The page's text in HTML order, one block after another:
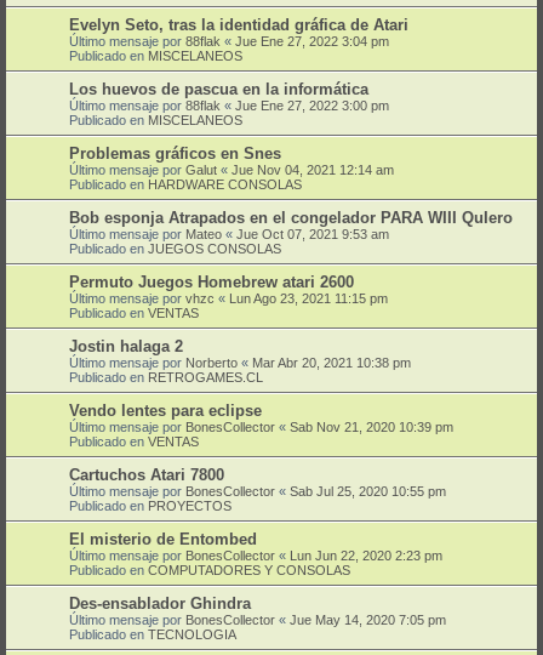
Evelyn Seto, tras la identidad gráfica de Atari
Último mensaje por 88flak « Jue Ene 27, 2022 3:04 pm
Publicado en MISCELANEOS
Los huevos de pascua en la informática
Último mensaje por 88flak « Jue Ene 27, 2022 3:00 pm
Publicado en MISCELANEOS
Problemas gráficos en Snes
Último mensaje por Galut « Jue Nov 04, 2021 12:14 am
Publicado en HARDWARE CONSOLAS
Bob esponja Atrapados en el congelador PARA WIII QuIero
Último mensaje por Mateo « Jue Oct 07, 2021 9:53 am
Publicado en JUEGOS CONSOLAS
Permuto Juegos Homebrew atari 2600
Último mensaje por vhzc « Lun Ago 23, 2021 11:15 pm
Publicado en VENTAS
Jostin halaga 2
Último mensaje por Norberto « Mar Abr 20, 2021 10:38 pm
Publicado en RETROGAMES.CL
Vendo lentes para eclipse
Último mensaje por BonesCollector « Sab Nov 21, 2020 10:39 pm
Publicado en VENTAS
Cartuchos Atari 7800
Último mensaje por BonesCollector « Sab Jul 25, 2020 10:55 pm
Publicado en PROYECTOS
El misterio de Entombed
Último mensaje por BonesCollector « Lun Jun 22, 2020 2:23 pm
Publicado en COMPUTADORES Y CONSOLAS
Des-ensablador Ghindra
Último mensaje por BonesCollector « Jue May 14, 2020 7:05 pm
Publicado en TECNOLOGIA